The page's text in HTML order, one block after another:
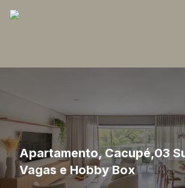
Apartamento, Cacupé,03
Vagas e Hobby Box